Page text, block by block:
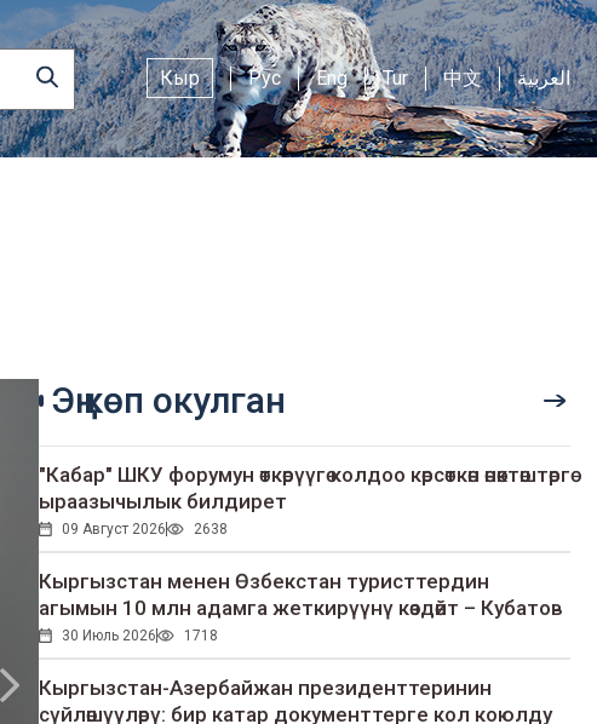
Кыр Рус Eng Tur 中文 العربية
Эң көп окулган
"Кабар" ШКУ форумун өткөрүүгө колдоо көрсөткөн өнөктөштөргө
ыраазычылык билдирет
09 Август 2026 2638
Кыргызстан менен Өзбекстан туристтердин
агымын 10 млн адамга жеткирүүнү көздөйт – Кубатов
30 Июль 2026 1718
Кыргызстан-Азербайжан президенттеринин
сүйлөшүүлөрү: бир катар документтерге кол коюлду